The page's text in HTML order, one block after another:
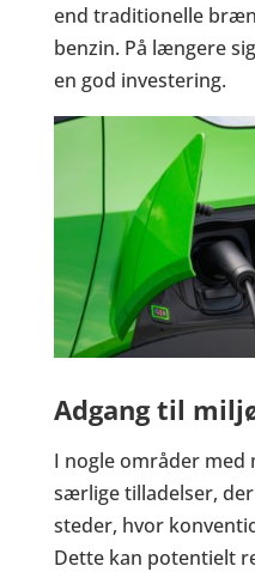
end traditionelle
benzin. På længere
en god investering.
Adgang til
I nogle områder
særlige tilladelser,
steder, hvor
Dette kan potentielt